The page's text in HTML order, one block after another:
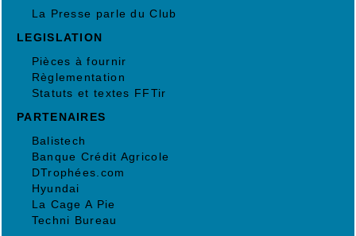
La Presse parle du Club
LEGISLATION
Pièces à fournir
Règlementation
Statuts et textes FFTir
PARTENAIRES
Balistech
Banque Crédit Agricole
DTrophées.com
Hyundai
La Cage A Pie
Techni Bureau